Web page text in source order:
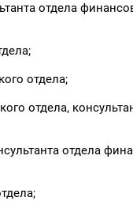
отдела
отдела;
отдела,
отдела